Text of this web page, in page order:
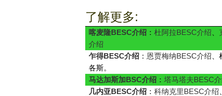
了解更多:
喀麦隆BESC介绍： 杜阿拉BESC介绍
介绍
乍得BESC介绍： 恩贾梅纳BESC介绍
各斯。
马达加斯加BSC介绍： 塔马塔夫BESC
几内亚BESC介绍： 科纳克里BESC介绍